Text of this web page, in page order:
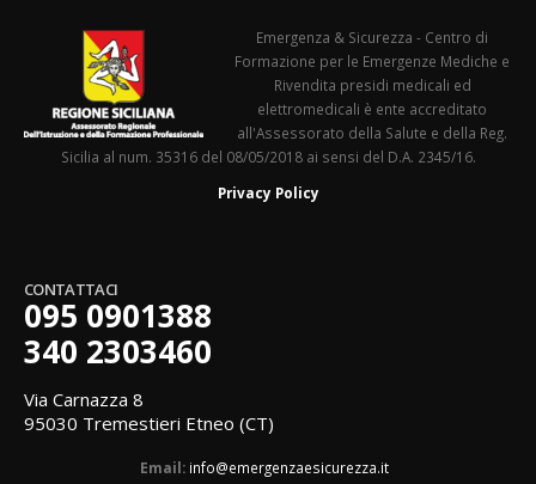
Emergenza & Sicurezza - Centro di
Formazione per le Emergenze Mediche e
Rivendita presidi medicali ed
elettromedicali è ente accreditato
all'Assessorato della Salute e della Reg.
Sicilia al num. 35316 del 08/05/2018 ai sensi del D.A. 2345/16.
Privacy Policy
CONTATTACI
095 0901388
340 2303460
Via Carnazza 8
95030 Tremestieri Etneo (CT)
Email: info@emergenzaesicurezza.it